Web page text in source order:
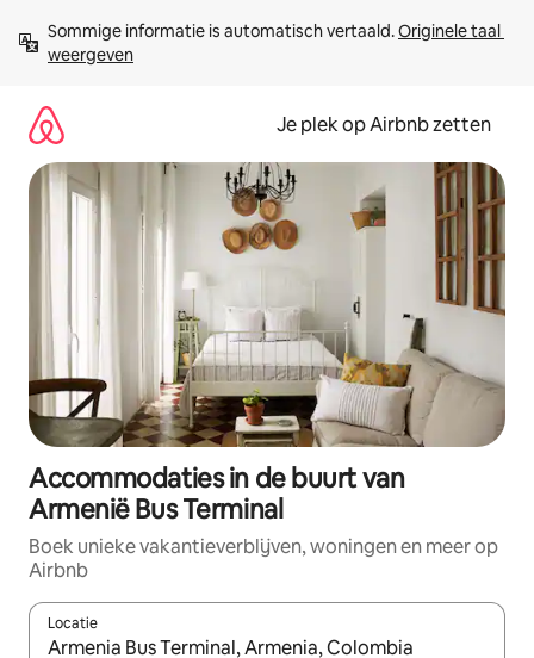
direct
naar
Sommige informatie is automatisch vertaald. Originele taal
weergeven
Je plek op Airbnb zetten
Accommodaties in de buurt van
Armenië Bus Terminal
Boek unieke vakantieverblijven, woningen en meer op
Airbnb
Locatie
Wanneer er resultaten beschikbaar zijn, maak je een keuze